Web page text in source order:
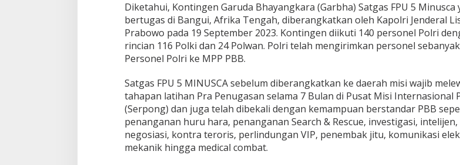
Diketahui, Kontingen Garuda Bhayangkara (Garbha) Satgas FPU 5 Minusca
bertugas di Bangui, Afrika Tengah, diberangkatkan oleh Kapolri Jenderal
Prabowo pada 19 September 2023. Kontingen diikuti 140 personel Polri
rincian 116 Polki dan 24 Polwan. Polri telah mengirimkan personel
Personel Polri ke MPP PBB.
Satgas FPU 5 MINUSCA sebelum diberangkatkan ke daerah misi wajib
tahapan latihan Pra Penugasan selama 7 Bulan di Pusat Misi Internasional
(Serpong) dan juga telah dibekali dengan kemampuan berstandar PBB
penanganan huru hara, penanganan Search & Rescue, investigasi, intelijen,
negosiasi, kontra teroris, perlindungan VIP, penembak jitu, komunikasi
mekanik hingga medical combat.